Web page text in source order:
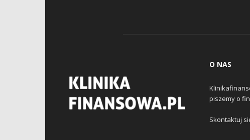
O NAS
piszemy o
Skontaktuj